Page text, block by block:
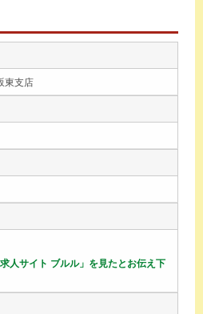
東支店
人サイト ブルル」を見たとお伝え下